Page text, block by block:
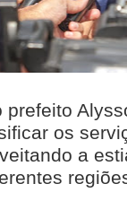
prefeito
os
a